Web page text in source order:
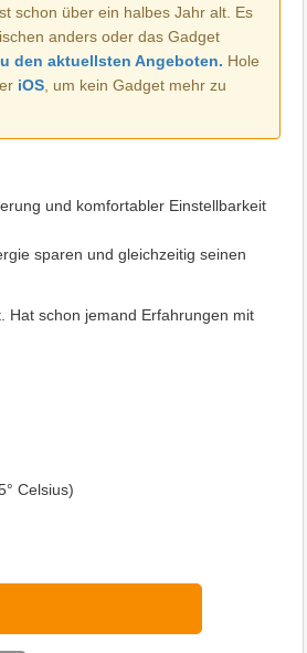
schon über ein halbes Jahr alt. Es
anders oder das Gadget
den aktuellsten Angeboten. Hole
iOS , um kein Gadget mehr zu
und komfortabler Einstellbarkeit
sparen und gleichzeitig seinen
Hat schon jemand Erfahrungen mit
Celsius)